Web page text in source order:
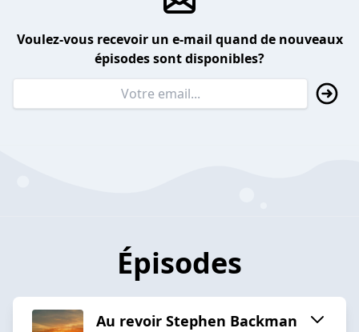
Voulez-vous recevoir un e-mail quand de nouveaux
épisodes sont disponibles?
Épisodes
Au revoir Stephen Backman